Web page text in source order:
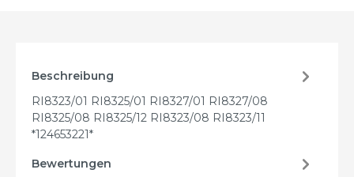
Beschreibung
RI8323/01 RI8325/01 RI8327/01 RI8327/08
RI8325/08 RI8325/12 RI8323/08 RI8323/11
*124653221*
Bewertungen